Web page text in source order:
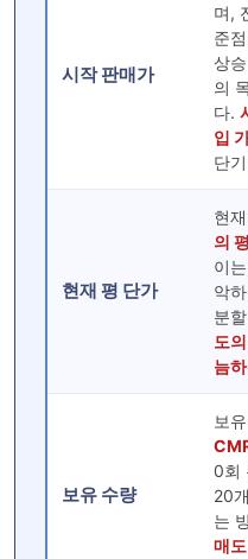
시작 판매가
며,
준
상
의
다.
입
단
현재 평 단가
현
의
이
악
분
도
늠
보유 수량
보
0회
20
는
매